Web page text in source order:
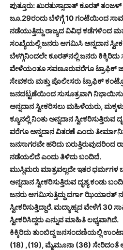
ಪುತ್ತೂರು: ಖುರತುಸ್ಸಾದಾತ್ ಕೂರತ್
ಜೂ.29ರಂದು ಬೆಳಿಗ್ಗೆ 10 ಗಂಟೆಯಿಂದ
ನಡೆಯುತ್ತಿದ್ದು ರಾಜ್ಯದ ವಿವಿಧ ಕಡೆಗಳಿಂದ
ಸಂಖ್ಯೆಯಲ್ಲಿ ಜನರು ಆಗಮಿಸಿ ಅನ್ನದಾನ
ಬೆಳಗ್ಗಿನಿಂದಲೇ ಕೂರತ್‌ನಲ್ಲಿ ಜನರು ಕಿಕ್ಕಿರಿದು
ವೇಳೆಯಂತೂ ಸವಣೂರುವರೆಗೂ ಟ್ರಾಫಿಕ್
ಸೇವಕರು ಮತ್ತು ಪೊಲೀಸರು ಟ್ರಾಫಿಕ್
ಜನದಟ್ಟಣೆಯಿಂದ ಸುಸೂತ್ರವಾಗಿ
ಅನ್ನದಾನ ಸ್ವೀಕರಿಸಲು ಮಹಿಳೆಯರು,
ಕ್ಯೂನಲ್ಲಿ ನಿಂತು ಅನ್ನದಾನ
ವರೆಗೂ ಅನ್ನದಾನ ವಿತರಣೆ ಎಂದು
ಜನಸಾಗರವೇ ಹರಿದು ಬರುತ್ತಿರುವುದರಿಂದ
ನಡೆಯಲಿದೆ ಎಂದು ತಿಳಿದು ಬಂದಿದೆ.
ಮುಸ್ಲಿಮರು ಮಾತ್ರವಲ್ಲದೇ ಇತರ
ಅನ್ನದಾನ ಸ್ವೀಕರಿಸುತ್ತಿರುವ ದೃಶ್ಯ ಕಂಡು
ಜನರು ಆಗಮಿಸುತ್ತಿದ್ದು ದರ್ಗಾ ಝಿಯಾರತ್
ಸ್ವೀಕರಿಸುತ್ತಿದ್ದಾರೆ. ಮದ್ಯಾಹ್ನದ ವೇಳೆಗೆ
ಸ್ವೀಕರಿಸಿದ್ದರು ಎನ್ನುವ ಮಾಹಿತಿ ಲಭ್ಯವಾಗಿದೆ.
ಕಿಕ್ಕಿರಿದು ತುಂಬಿದ್ದ ಜನಸಂದಣಿಯಲ್ಲಿ
(18) ,(19), ಮೈಮೂನಾ (36) ಸೇರಿದಂತೆ